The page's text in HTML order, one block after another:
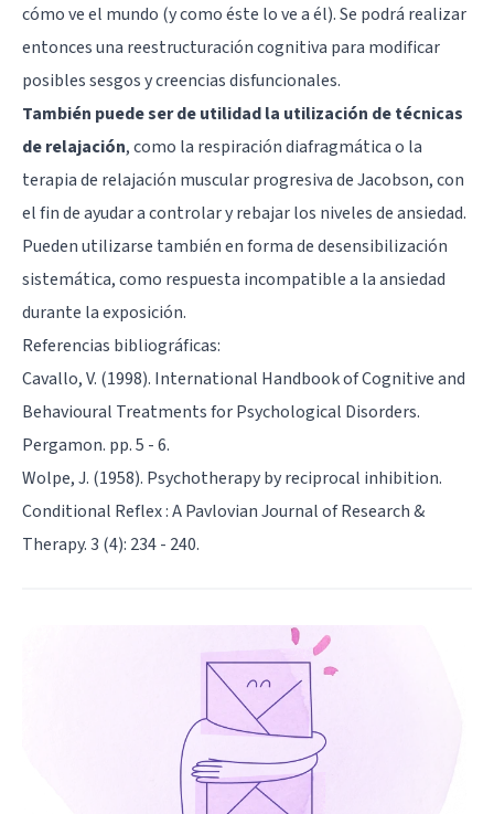
cómo ve el mundo (y como éste lo ve a él). Se podrá realizar
entonces una reestructuración cognitiva para modificar
posibles sesgos y creencias disfuncionales.
También puede ser de utilidad la utilización de técnicas
de relajación, como la respiración diafragmática o la
terapia de relajación muscular progresiva de Jacobson, con
el fin de ayudar a controlar y rebajar los niveles de ansiedad.
Pueden utilizarse también en forma de desensibilización
sistemática, como respuesta incompatible a la ansiedad
durante la exposición.
Referencias bibliográficas:
Cavallo, V. (1998). International Handbook of Cognitive and
Behavioural Treatments for Psychological Disorders.
Pergamon. pp. 5 - 6.
Wolpe, J. (1958). Psychotherapy by reciprocal inhibition.
Conditional Reflex : A Pavlovian Journal of Research &
Therapy. 3 (4): 234 - 240.